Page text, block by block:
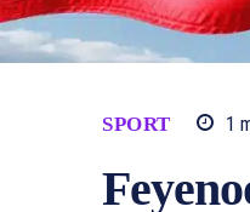
SPORT 1